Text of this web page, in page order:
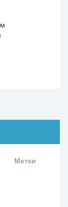
Метки